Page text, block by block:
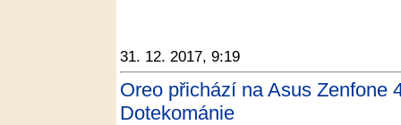
31. 12. 2017, 9:19
Oreo přichází na Asus Zenfone
Dotekománie